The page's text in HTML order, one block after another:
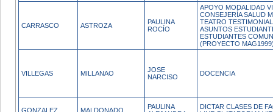
CARRASCO ASTROZA
PAULINA
ROCÍO
APOYO MODALIDAD
CONSEJERÍA SALUD
TEATRO
ASUNTOS
ESTUDIANTES
(PROYECTO
VILLEGAS MILLANAO
JOSE
NARCISO
DOCENCIA
GONZALEZ MALDONADO
PAULINA
DICTAR CLASES DE